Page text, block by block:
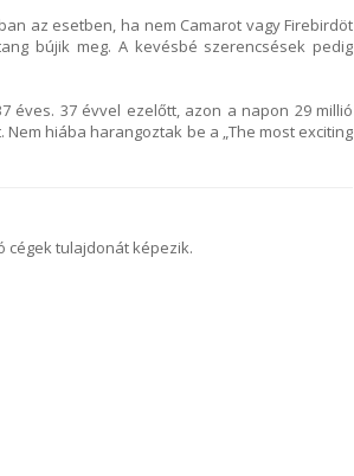
az esetben, ha nem Camarot vagy Firebirdöt
bújik meg. A kevésbé szerencsések pedig
éves. 37 évvel ezelőtt, azon a napon 29 millió
hiába harangoztak be a „The most exciting
cégek tulajdonát képezik.